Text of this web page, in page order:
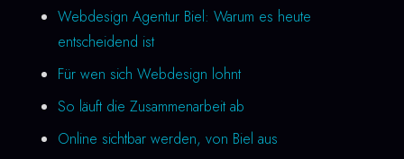
Webdesign Agentur Biel: Warum es heute
entscheidend ist
Für wen sich Webdesign lohnt
So läuft die Zusammenarbeit ab
Online sichtbar werden, von Biel aus